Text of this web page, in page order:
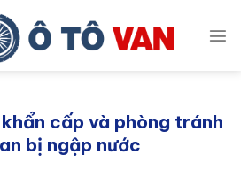
cấp và phòng tránh
bị ngập nước